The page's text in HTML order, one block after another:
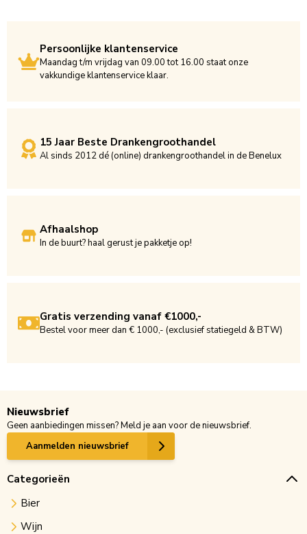
Persoonlijke klantenservice
Maandag t/m vrijdag van 09.00 tot 16.00 staat onze
vakkundige klantenservice klaar.
15 Jaar Beste Drankengroothandel
Al sinds 2012 dé (online) drankengroothandel in de Benelux
Afhaalshop
In de buurt? haal gerust je pakketje op!
Gratis verzending vanaf €1000,-
Bestel voor meer dan € 1000,- (exclusief statiegeld & BTW)
Nieuwsbrief
Geen aanbiedingen missen? Meld je aan voor de nieuwsbrief.
Aanmelden nieuwsbrief
Categorieën
Bier
Wijn